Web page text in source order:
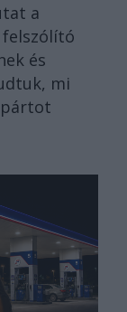
a
felszólító
és
mi